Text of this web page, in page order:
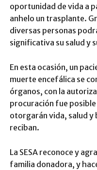
oportunidad de vida a
anhelo un trasplante.
diversas personas
significativa su salud y
En esta ocasión, un
muerte encefálica se
órganos, con la
procuración fue
otorgarán vida, salud y
reciban.
La SESA reconoce y
familia donadora, y